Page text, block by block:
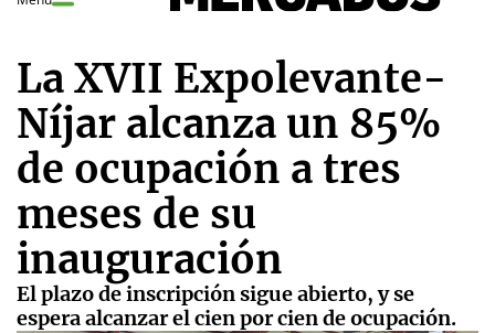
La XVII Expolevante-
Níjar alcanza un 85%
de ocupación a tres
meses de su
inauguración
El plazo de inscripción sigue abierto, y se
espera alcanzar el cien por cien de ocupación.